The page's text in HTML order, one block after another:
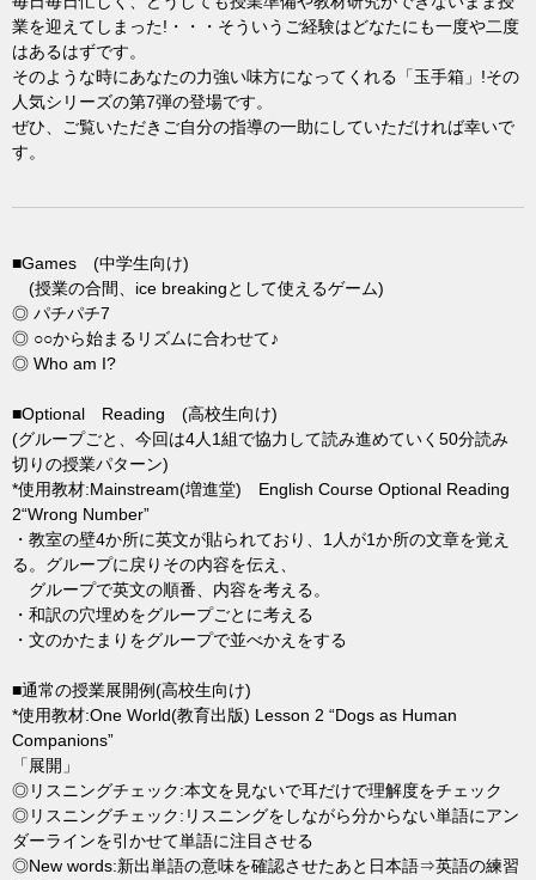
業を迎えてしまった!・・・そういうご経験はどなたにも一度や二度
はあるはずです。
そのような時にあなたの力強い味方になってくれる「玉手箱」!その
人気シリーズの第7弾の登場です。
ぜひ、ご覧いただきご自分の指導の一助にしていただければ幸いで
す。
■Games (中学生向け)
(授業の合間、ice breakingとして使えるゲーム)
◎ パチパチ7
◎ ○○から始まるリズムに合わせて♪
◎ Who am I?
■Optional Reading (高校生向け)
(グループごと、今回は4人1組で協力して読み進めていく50分読み
切りの授業パターン)
*使用教材:Mainstream(増進堂) English Course Optional Reading
2“Wrong Number”
・教室の壁4か所に英文が貼られており、1人が1か所の文章を覚え
る。グループに戻りその内容を伝え、
グループで英文の順番、内容を考える。
・和訳の穴埋めをグループごとに考える
・文のかたまりをグループで並べかえをする
■通常の授業展開例(高校生向け)
*使用教材:One World(教育出版) Lesson 2 “Dogs as Human
Companions”
「展開」
◎リスニングチェック:本文を見ないで耳だけで理解度をチェック
◎リスニングチェック:リスニングをしながら分からない単語にアン
ダーラインを引かせて単語に注目させる
◎New words:新出単語の意味を確認させたあと日本語⇒英語の練習